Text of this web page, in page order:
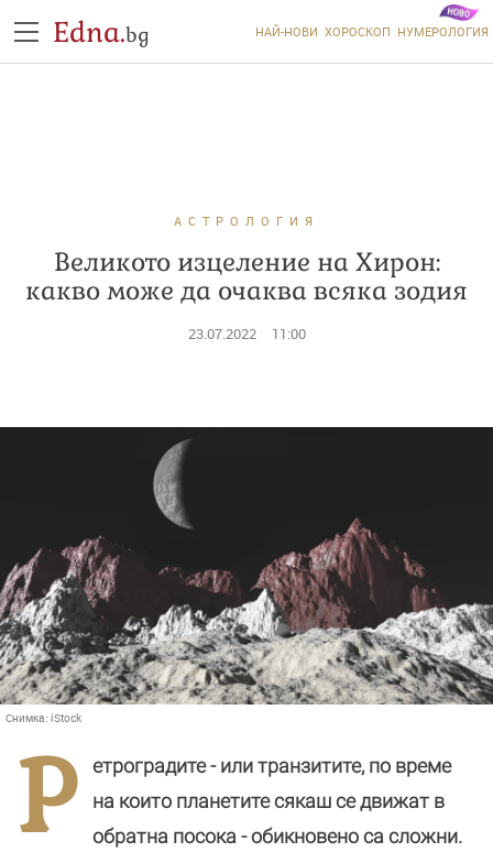
Edna.bg НАЙ-НОВИ ХОРОСКОП НУМЕРОЛОГИЯ
АСТРОЛОГИЯ
Великото изцеление на Хирон:
какво може да очаква всяка зодия
23.07.2022 11:00
Снимка: iStock
Р
етроградите - или транзитите, по време
на които планетите сякаш се движат в
обратна посока - обикновено са сложни.